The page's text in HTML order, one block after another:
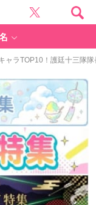
ャラTOP10！護廷十三隊